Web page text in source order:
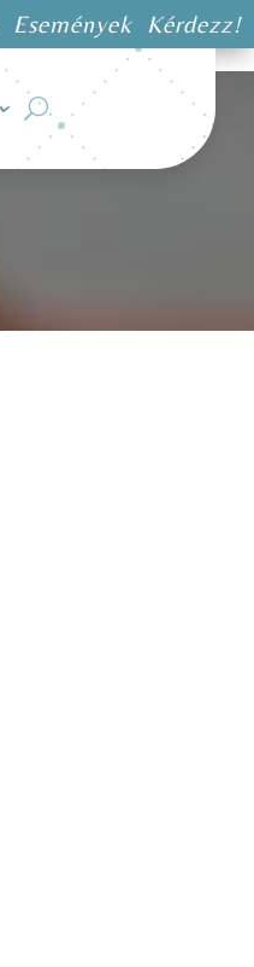
Események Kérdezz!